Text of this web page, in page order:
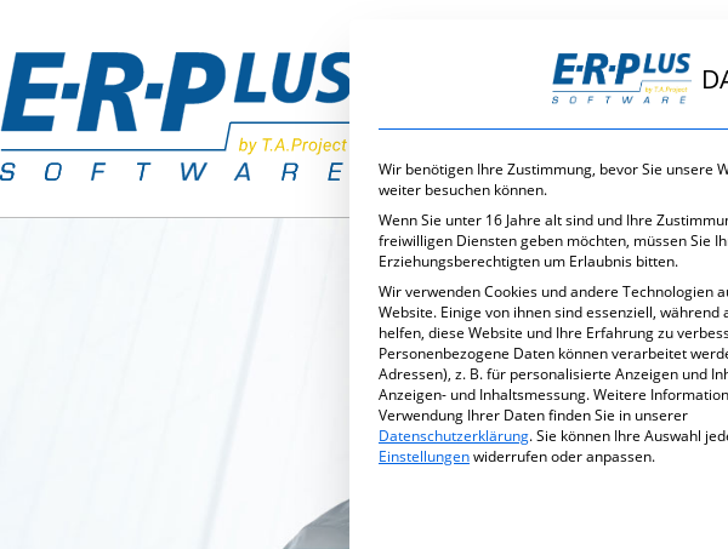
Wir benötigen Ihre Zustimmung, bevor Sie unsere
weiter besuchen können.
Wenn Sie unter 16 Jahre alt sind und Ihre
freiwilligen Diensten geben möchten, müssen Sie
Erziehungsberechtigten um Erlaubnis bitten.
Wir verwenden Cookies und andere Technologien
Website. Einige von ihnen sind essenziell, während
helfen, diese Website und Ihre Erfahrung zu
Personenbezogene Daten können verarbeitet
Adressen), z. B. für personalisierte Anzeigen und
Anzeigen- und Inhaltsmessung.Weitere
Verwendung Ihrer Daten finden Sie in unserer
Datenschutzerklärung.Sie können Ihre Auswahl
Einstellungenwiderrufen oder anpassen.